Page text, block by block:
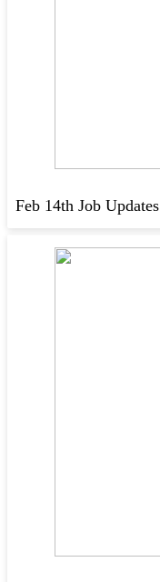
Feb 14th Job Updates